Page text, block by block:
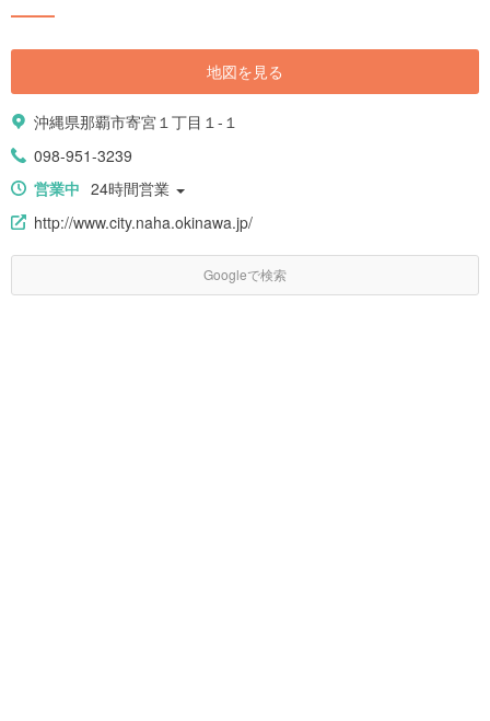
地図を見る
沖縄県那覇市寄宮１丁目１-１
098-951-3239
営業中 24時間営業
http://www.city.naha.okinawa.jp/
Googleで検索